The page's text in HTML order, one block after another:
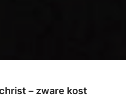
– zware kost